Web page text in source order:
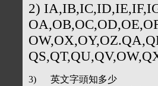
2)
3)
英文字頭知多少